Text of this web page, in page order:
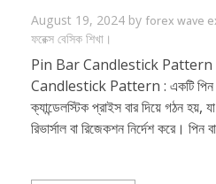
August 19, 2024 by forex wave
ফরেক্স বেসিক শিখা।
Pin Bar Candlestick Pattern -
Candlestick Pattern : একটি পিন বার
ক্যান্ডেলস্টিক প্রাইস বার দিয়ে গঠন হয়,
রিভার্সাল বা রিজেকশন নির্দেশ করে। পিন